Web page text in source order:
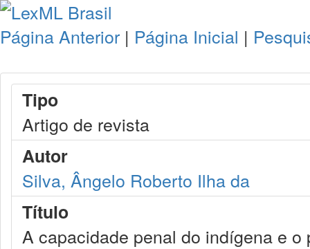
Página Anterior | Página Inicial |
Tipo
Artigo de revista
Autor
Silva, Ângelo Roberto Ilha da
Título
A capacidade penal do indígena e